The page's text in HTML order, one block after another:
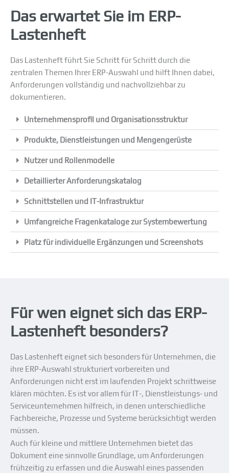
Das erwartet Sie im ERP-
Lastenheft
Das Lastenheft führt Sie Schritt für Schritt durch die
zentralen Themen Ihrer ERP-Auswahl und hilft Ihnen dabei,
Anforderungen vollständig und nachvollziehbar zu
dokumentieren.
Unternehmensprofil und Organisationsstruktur
Produkte, Dienstleistungen und Mengengerüste
Nutzer und Rollenmodelle
Detaillierter Anforderungskatalog
Schnittstellen und IT-Infrastruktur
Umfangreiche Fragenkataloge zur Systembewertung
Platz für individuelle Ergänzungen und Screenshots
Für wen eignet sich das ERP-
Lastenheft besonders?
Das Lastenheft eignet sich besonders für Unternehmen, die
ihre ERP-Auswahl strukturiert vorbereiten und
Anforderungen nicht erst im laufenden Projekt schrittweise
klären möchten. Es ist vor allem für IT-, Dienstleistungs- und
Serviceunternehmen hilfreich, in denen unterschiedliche
Fachbereiche, Prozesse und Systeme berücksichtigt werden
müssen.
Auch für kleine und mittlere Unternehmen bietet das
Dokument eine sinnvolle Grundlage, um Anforderungen
frühzeitig zu erfassen und die Auswahl eines passenden